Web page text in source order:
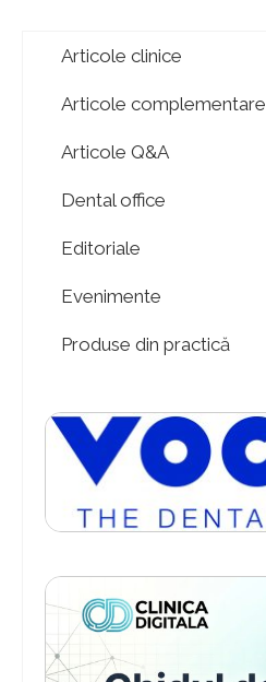
Articole clinice
Articole complementare
Articole Q&A
Dental office
Editoriale
Evenimente
Produse din practică